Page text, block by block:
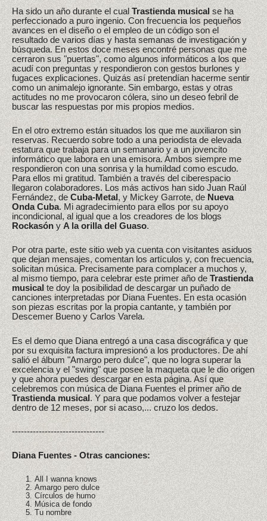
Ha sido un año durante el cualTrastienda musicalse ha
perfeccionado a puro ingenio. Con frecuencia los pequeños
avances en el diseño o el empleo de un código son el
resultado de varios días y hasta semanas de investigación y
búsqueda. En estos doce meses encontré personas que me
cerraron sus "puertas", como algunos informáticos a los que
acudí con preguntas y respondieron con gestos burlones y
fugaces explicaciones. Quizás así pretendían hacerme sentir
como un animalejo ignorante. Sin embargo, estas y otras
actitudes no me provocaron cólera, sino un deseo febril de
buscar las respuestas por mis propios medios.
En el otro extremo están situados los que me auxiliaron sin
reservas. Recuerdo sobre todo a una periodista de elevada
estatura que trabaja para un semanario y a un jovencito
informático que labora en una emisora. Ambos siempre me
respondieron con una sonrisa y la humildad como escudo.
Para ellos mi gratitud. También a través del ciberespacio
llegaron colaboradores. Los más activos han sido Juan Raúl
Fernández, deCuba-Metal, y Mickey Garrote, deNueva
Onda Cuba. Mi agradecimiento para ellos por su apoyo
incondicional, al igual que a los creadores de los blogs
RockasónyA la orilla del Guaso.
Por otra parte, este sitio web ya cuenta con visitantes asiduos
que dejan mensajes, comentan los artículos y, con frecuencia,
solicitan música. Precisamente para complacer a muchos y,
al mismo tiempo, para celebrar este primer año deTrastienda
musicalte doy la posibilidad de descargar un puñado de
canciones interpretadas por Diana Fuentes. En esta ocasión
son piezas escritas por la propia cantante, y también por
Descemer Bueno y Carlos Varela.
Es el demo que Diana entregó a una casa discográfica y que
por su exquisita factura impresionó a los productores. De ahí
salió el álbum "Amargo pero dulce", que no logra superar la
excelencia y el "swing" que posee la maqueta que le dio origen
y que ahora puedes descargar en esta página. Así que
celebremos con música de Diana Fuentes el primer año de
Trastienda musical. Y para que podamos volver a festejar
dentro de 12 meses, por si acaso,... cruzo los dedos.
-------------------------------
Diana Fuentes - Otras canciones:
All I wanna knows
Amargo pero dulce
Círculos de humo
Música de fondo
Tu nombre